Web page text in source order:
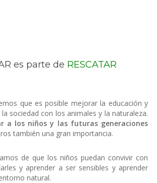
es parte de RESCATAR
que es posible mejorar la educación y
sociedad con los animales y la naturaleza.
a los niños y las futuras generaciones
también una gran importancia.
de que los niños puedan convivir con
y aprender a ser sensibles y aprender
natural.